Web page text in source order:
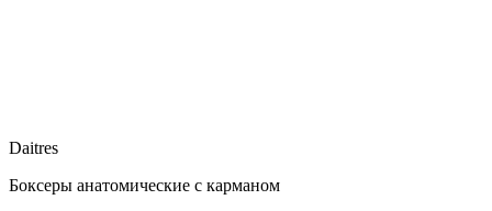
Daitres
Боксеры анатомические с карманом